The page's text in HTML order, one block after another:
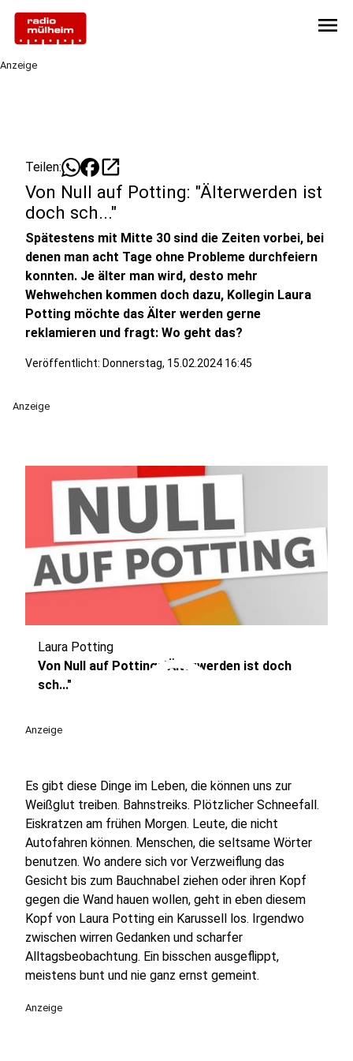
menu
Anzeige
Teilen: open_in_new
Von Null auf Potting: "Älterwerden ist
doch sch..."
Spätestens mit Mitte 30 sind die Zeiten vorbei, bei
denen man acht Tage ohne Probleme durchfeiern
konnten. Je älter man wird, desto mehr
Wehwehchen kommen doch dazu, Kollegin Laura
Potting möchte das Älter werden gerne
reklamieren und fragt: Wo geht das?
Veröffentlicht: Donnerstag, 15.02.2024 16:45
Anzeige
play_circle
Laura Potting
Von Null auf Potting: "Älterwerden ist doch
sch..."
Anzeige
Es gibt diese Dinge im Leben, die können uns zur
Weißglut treiben. Bahnstreiks. Plötzlicher Schneefall.
Eiskratzen am frühen Morgen. Leute, die nicht
Autofahren können. Menschen, die seltsame Wörter
benutzen. Wo andere sich vor Verzweiflung das
Gesicht bis zum Bauchnabel ziehen oder ihren Kopf
gegen die Wand hauen wollen, geht in eben diesem
Kopf von Laura Potting ein Karussell los. Irgendwo
zwischen wirren Gedanken und scharfer
Alltagsbeobachtung. Ein bisschen ausgeflippt,
meistens bunt und nie ganz ernst gemeint.
Anzeige